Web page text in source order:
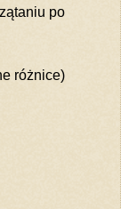
po
różnice)